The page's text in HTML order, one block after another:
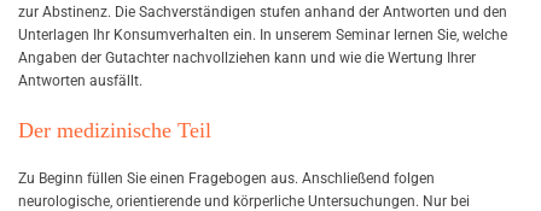
zur Abstinenz. Die Sachverständigen stufen anhand der Antworten und den
Unterlagen Ihr Konsumverhalten ein. In unserem Seminar lernen Sie, welche
Angaben der Gutachter nachvollziehen kann und wie die Wertung Ihrer
Antworten ausfällt.
Der medizinische Teil
Zu Beginn füllen Sie einen Fragebogen aus. Anschließend folgen
neurologische, orientierende und körperliche Untersuchungen. Nur bei